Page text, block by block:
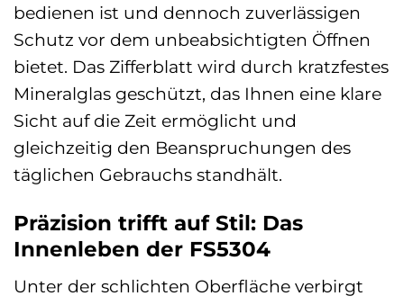
bedienen ist und dennoch zuverlässigen
Schutz vor dem unbeabsichtigten Öffnen
bietet. Das Zifferblatt wird durch kratzfestes
Mineralglas geschützt, das Ihnen eine klare
Sicht auf die Zeit ermöglicht und
gleichzeitig den Beanspruchungen des
täglichen Gebrauchs standhält.
Präzision trifft auf Stil: Das
Innenleben der FS5304
Unter der schlichten Oberfläche verbirgt